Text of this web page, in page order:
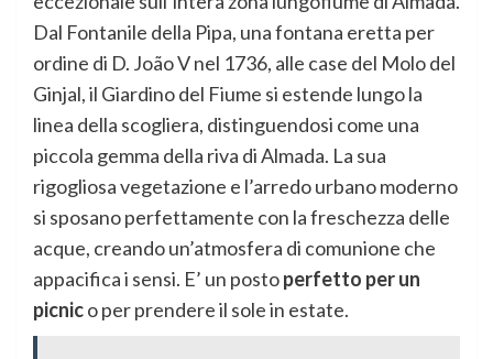
Dal Fontanile della Pipa, una fontana eretta per
ordine di D. João V nel 1736, alle case del Molo del
Ginjal, il Giardino del Fiume si estende lungo la
linea della scogliera, distinguendosi come una
piccola gemma della riva di Almada. La sua
rigogliosa vegetazione e l’arredo urbano moderno
si sposano perfettamente con la freschezza delle
acque, creando un’atmosfera di comunione che
appacifica i sensi. E’ un postoperfetto per un
picnico per prendere il sole in estate.